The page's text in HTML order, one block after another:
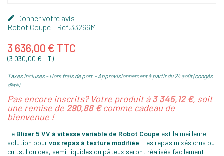
 Donner votre avis
Robot Coupe - Ref. 33266M
3 636,00 € TTC
(3 030,00 € HT)
Taxes incluses Hors frais de port
Approvisionnement à partir du 24 août (congés
d'été)
Pas encore inscrits? Votre produit à3 345,12 €, soit
une remise de 290,88 €comme cadeau de
bienvenue !
Le Blixer 5 VV à vitesse variable de Robot Coupe est la meilleure
solution pourvos repas à texture modifiée. Les repas mixés crus ou
cuits, liquides, semi-liquides ou pâteux seront réalisés facilement.